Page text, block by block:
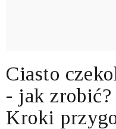
Ciasto
- jak zrobić?
Kroki